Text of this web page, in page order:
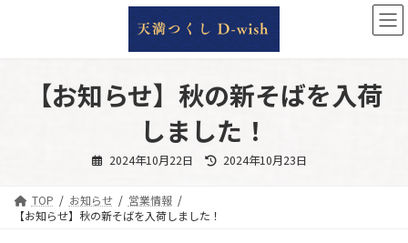
【お知らせ】秋の新そばを入荷
しました！
2024年10月22日 最
終
2024年10月23日
TOP お知らせ
営業情報
【お知らせ】秋の新そばを入荷しました！